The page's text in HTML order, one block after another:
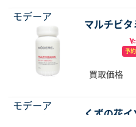
モデーア
マルチビタ
予
買取価格
モデーア
くずの花